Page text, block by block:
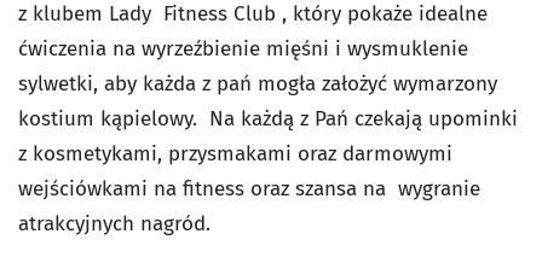
z klubem Lady Fitness Club , który pokaże idealne
ćwiczenia na wyrzeźbienie mięśni i wysmuklenie
sylwetki, aby każda z pań mogła założyć wymarzony
kostium kąpielowy. Na każdą z Pań czekają upominki
z kosmetykami, przysmakami oraz darmowymi
wejściówkami na fitness oraz szansa na wygranie
atrakcyjnych nagród.